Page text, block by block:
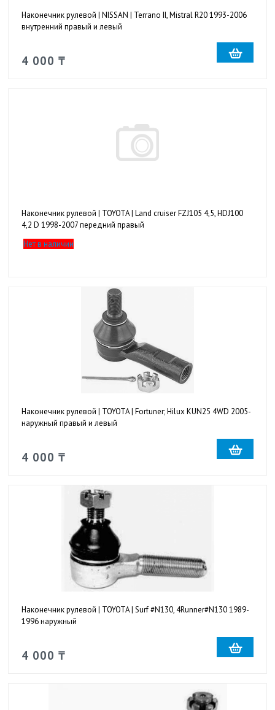
Наконечник рулевой | NISSAN | Terrano II, Mistral R20 1993-2006
внутренний правый и левый
4 000 ₸
Наконечник рулевой | TOYOTA | Land cruiser FZJ105 4,5, HDJ100
4,2 D 1998-2007 передний правый
Нет в наличии
Наконечник рулевой | TOYOTA | Fortuner; Hilux KUN25 4WD 2005-
наружный правый и левый
4 000 ₸
Наконечник рулевой | TOYOTA | Surf #N130, 4Runner#N130 1989-
1996 наружный
4 000 ₸